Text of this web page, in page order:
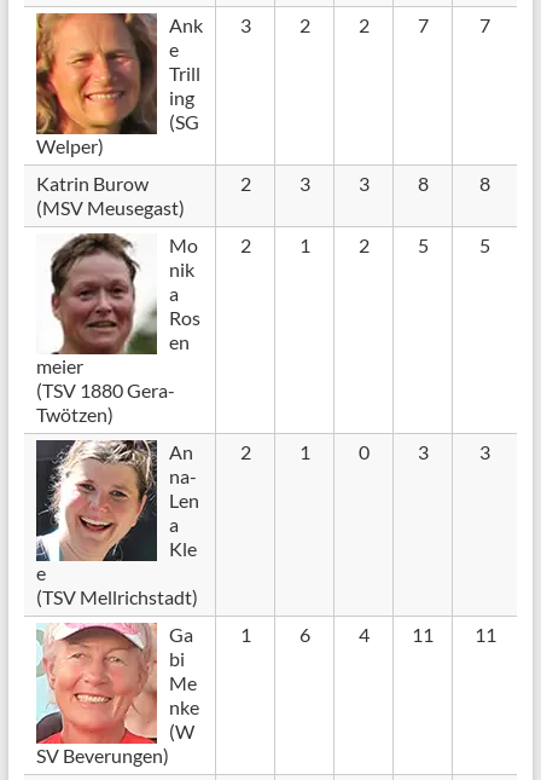
Ank
e
Trill
ing
(SG
Welper)
3 2 2 7 7
Katrin Burow
(MSV Meusegast)
2 3 3 8 8
Mo
nik
a
Ros
en
meier
(TSV 1880 Gera-
Twötzen)
2 1 2 5 5
An
na-
Len
a
Kle
e
(TSV Mellrichstadt)
2 1 0 3 3
Ga
bi
Me
nke
(W
SV Beverungen)
1 6 4 11 11